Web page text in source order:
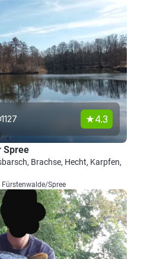
1127 4.3
Spree
Brachse, Hecht, Karpfen,
Spree